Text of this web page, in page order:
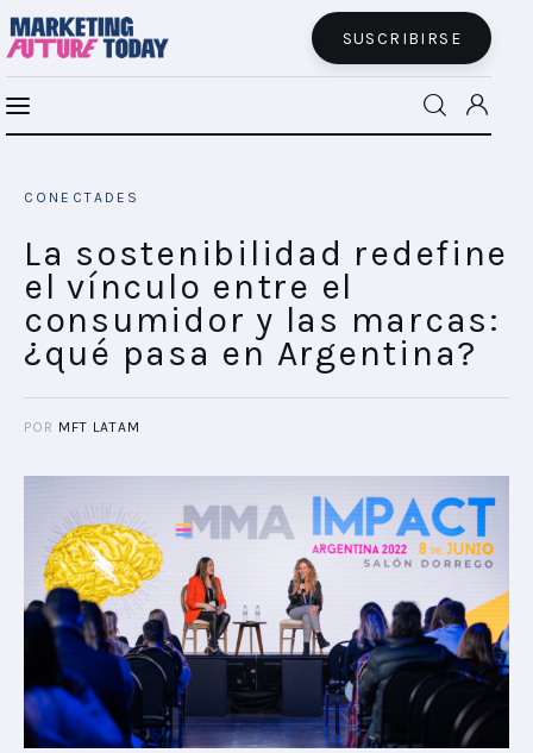
SUSCRIBIRSE
Argentina?
INSIGHTS
FUTURE BRAND LAB
CONECTADES
PODCAST
PLAYBOOKS
NOVEDADES DE LOS MIEMBROS
CONECTADES
La sostenibilidad redefine
el vínculo entre el
consumidor y las marcas:
¿qué pasa en Argentina?
POR MFT LATAM